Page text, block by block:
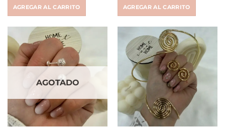
AGREGAR AL CARRITO AGREGAR AL CARRITO
AGOTADO